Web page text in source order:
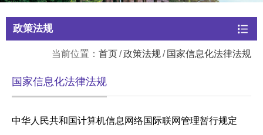
政策法规
当前位置： 首页/政策法规/ 国家信息化法律法规
国家信息化法律法规
中华人民共和国计算机信息网络国际联网管理暂行规定